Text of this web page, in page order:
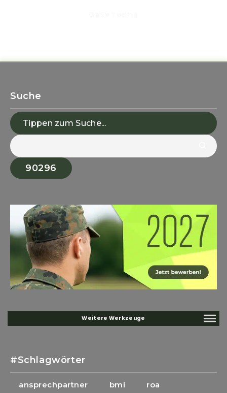
Suche
#Schlagwörter
ansprechpartner bmi roa
Notwendig
benötigt,